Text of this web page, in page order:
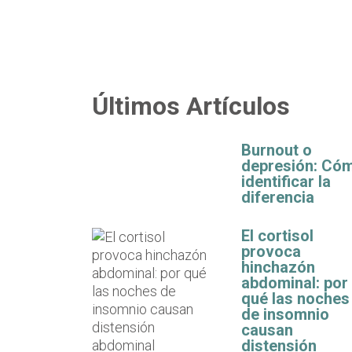
Últimos Artículos
Burnout o
depresión:
identificar la
diferencia
El cortisol
provoca
hinchazón
abdominal: por
qué las noches
de insomnio
causan
distensión